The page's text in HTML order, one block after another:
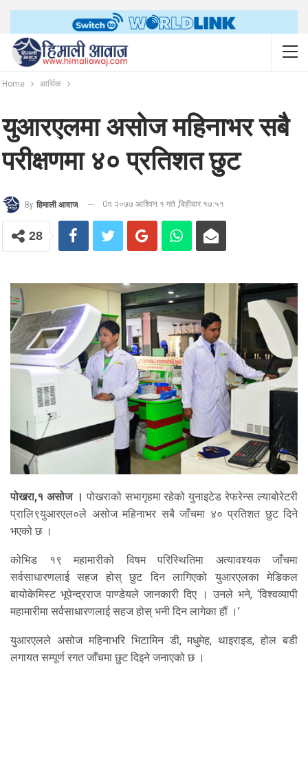
Home आर्थिक
युआरएलमा असोज महिनाभर सबै
परीक्षणमा ४० प्रतिशत छुट
By हिमाली आवाज On २०७७ आश्विन १ गते ,बिहीबार १७:५१
28
पोखरा,१ असोज । पोखराको सभागृहमा रहेको युनाइटेड रेफरेन्स ल्याबोरेटरी
प्रालि९युआरएल०ले असोज महिनाभर सबै जाँचमा ४० प्रतिशत छुट दिने
भएको छ ।
कोभिड १९ महामारीको विषम परिस्थितिमा अत्यावश्यक जाँचमा
सर्वसाधारणलाई सहज होस् छुट दिन लागिएको युआरएलका मेडिकल
बायोकेमिस्ट भूपेन्द्रराज पाण्डेयले जानकारी दिए । उनले भने, ‘विश्वव्यापी
महामारीमा सर्वसाधारणलाई सहज होस् भनी दिन लागेका हौं ।’
युआरएलले असोज महिनाभरि भिटामिन डी, मधुमेह, थाइराइड, होल बडी
लगायत सम्पूर्ण रगत जाँचमा छुट दिइने जनाएको छ ।